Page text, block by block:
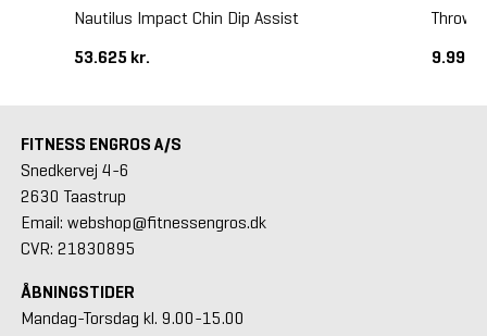
Nautilus Impact Chin Dip Assist
53.625 kr.
9.995
FITNESS ENGROS A/S
Snedkervej 4-6
2630 Taastrup
Email: webshop@fitnessengros.dk
CVR: 21830895
ÅBNINGSTIDER
Mandag-Torsdag kl. 9.00-15.00